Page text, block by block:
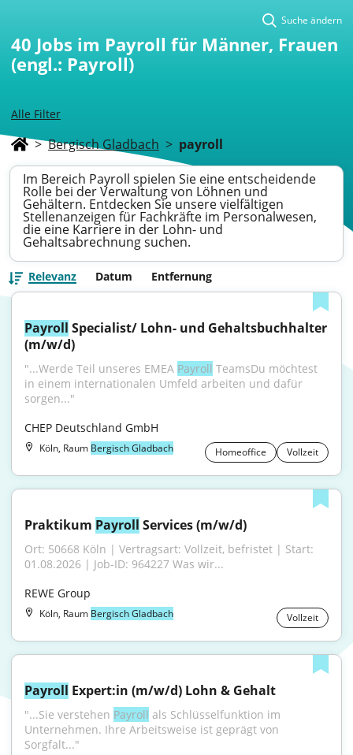
Alle Filter
Suche ändern
40 Jobs im Payroll für Männer, Frauen
(engl.: Payroll)
> Bergisch Gladbach > payroll
Im Bereich Payroll spielen Sie eine entscheidende
Rolle bei der Verwaltung von Löhnen und
Gehältern. Entdecken Sie unsere vielfältigen
Stellenanzeigen für Fachkräfte im Personalwesen,
die eine Karriere in der Lohn- und
Gehaltsabrechnung suchen.
Relevanz Datum Entfernung
Payroll Specialist/ Lohn- und Gehaltsbuchhalter
(m/w/d)
"...Werde Teil unseres EMEA Payroll TeamsDu möchtest
in einem internationalen Umfeld arbeiten und dafür
sorgen..."
CHEP Deutschland GmbH
Köln, Raum Bergisch Gladbach Homeoffice Vollzeit
Praktikum Payroll Services (m/w/d)
Ort: 50668 Köln | Vertragsart: Vollzeit, befristet | Start:
01.08.2026 | Job-ID: 964227 Was wir...
REWE Group
Köln, Raum Bergisch Gladbach Vollzeit
Payroll Expert:in (m/w/d) Lohn & Gehalt
"...Sie verstehen Payroll als Schlüssel­funktion im
Unternehmen. Ihre Arbeitsweise ist geprägt von
Sorgfalt..."